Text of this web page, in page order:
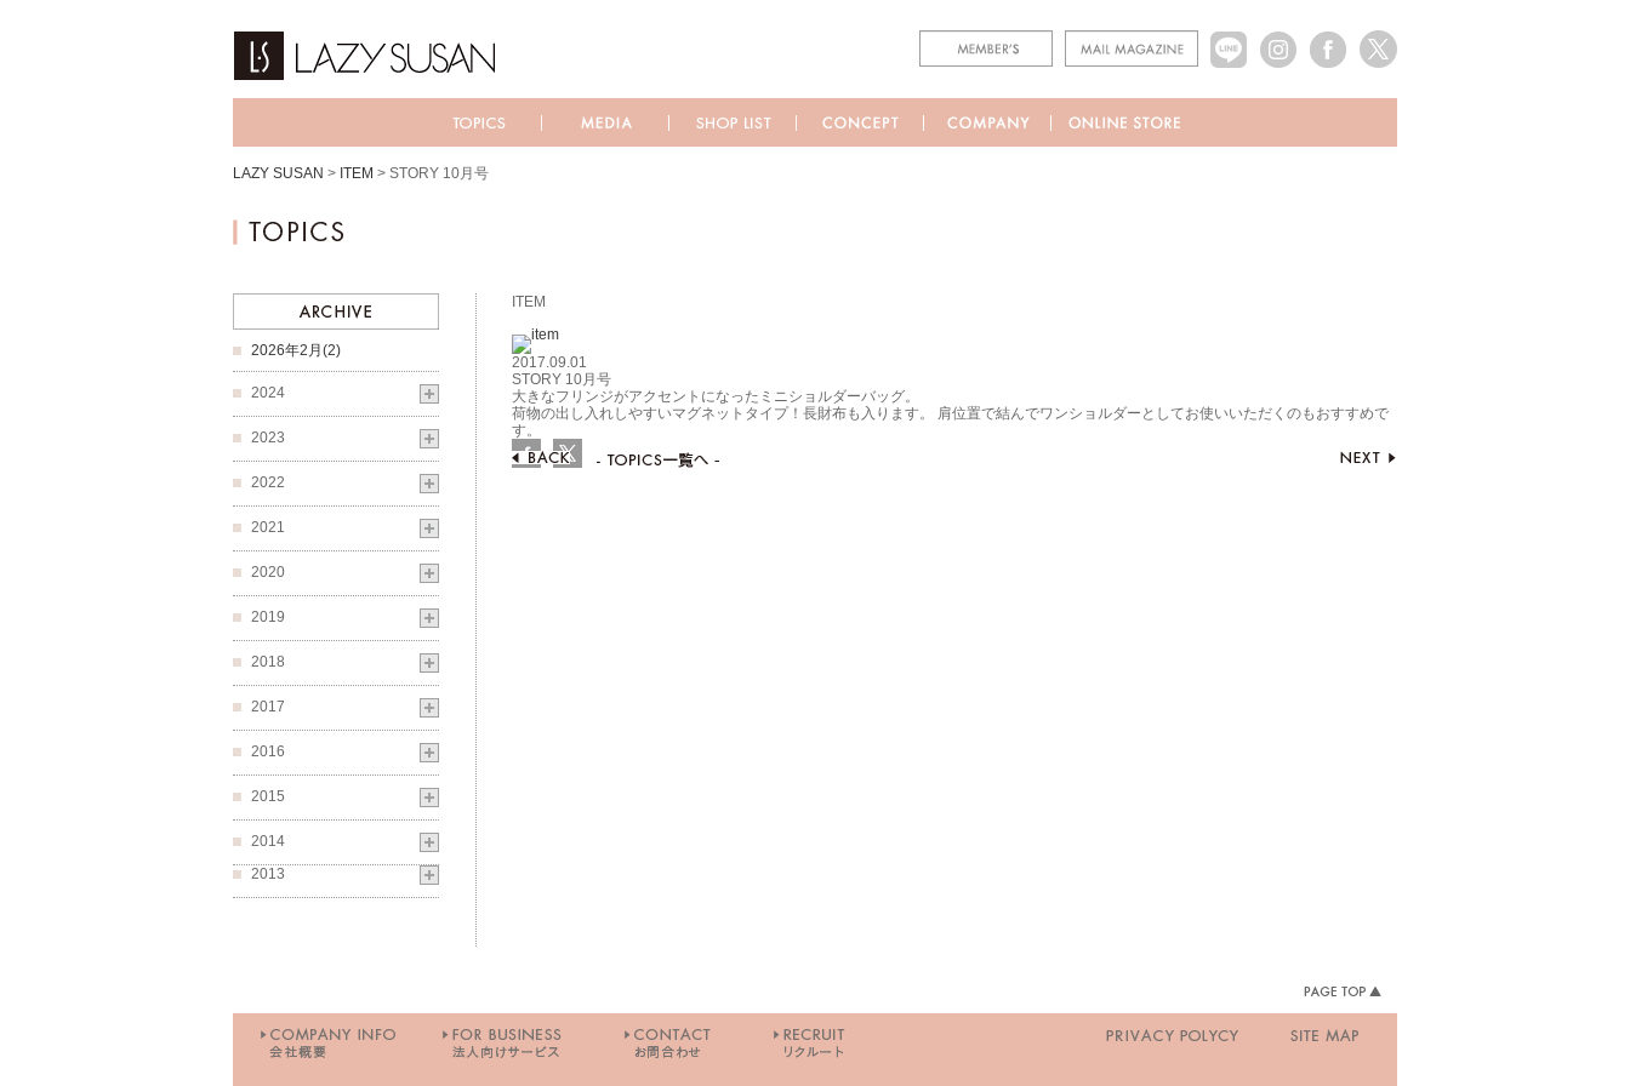
LAZY SUSAN > ITEM > STORY 10月号
2026年2月(2)
2024
2023
2022
2021
2020
2019
2018
2017
2016
2015
2014
2013
ITEM
2017.09.01
STORY 10月号
大きなフリンジがアクセントになったミニショルダーバッグ。
荷物の出し入れしやすいマグネットタイプ！長財布も入ります。 肩位置で結んでワンショルダーとしてお使いいただくのもおすすめで
す。